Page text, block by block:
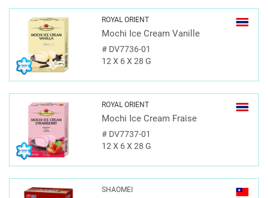
ROYAL ORIENT
Mochi Ice Cream Vanille
#DV7736-01
12 X 6 X 28 G
ROYAL ORIENT
Mochi Ice Cream Fraise
#DV7737-01
12 X 6 X 28 G
SHAOMEI